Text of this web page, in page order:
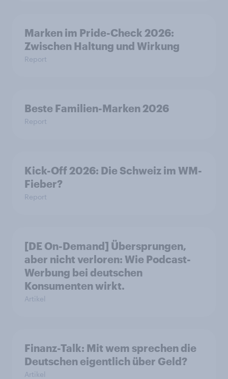
Marken im Pride-Check 2026:
Zwischen Haltung und Wirkung
Report
Beste Familien-Marken 2026
Report
Kick-Off 2026: Die Schweiz im WM-
Fieber?​
Report
[DE On-Demand] Übersprungen,
aber nicht verloren: Wie Podcast-
Werbung bei deutschen
Konsumenten wirkt.
Artikel
Finanz-Talk: Mit wem sprechen die
Deutschen eigentlich über Geld?
Artikel